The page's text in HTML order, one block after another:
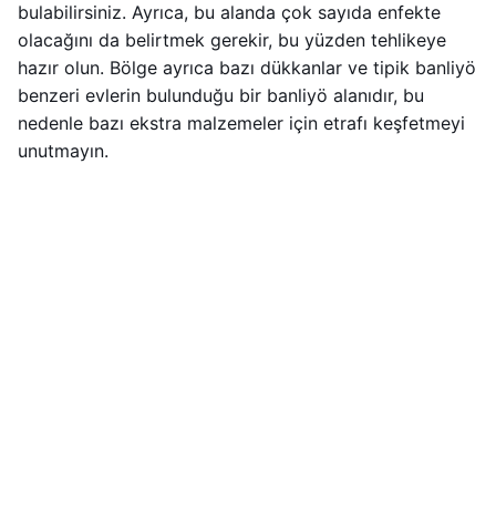
bulabilirsiniz. Ayrıca, bu alanda çok sayıda enfekte
olacağını da belirtmek gerekir, bu yüzden tehlikeye
hazır olun. Bölge ayrıca bazı dükkanlar ve tipik banliyö
benzeri evlerin bulunduğu bir banliyö alanıdır, bu
nedenle bazı ekstra malzemeler için etrafı keşfetmeyi
unutmayın.